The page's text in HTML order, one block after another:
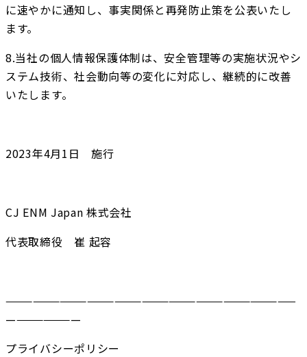
に速やかに通知し、事実関係と再発防止策を公表いたし
ます。
8.当社の個人情報保護体制は、安全管理等の実施状況やシ
ステム技術、社会動向等の変化に対応し、継続的に改善
いたします。
2023年4月1日　施行
CJ ENM Japan 株式会社
代表取締役　崔 起容
————————————————————————————————
————————
プライバシーポリシー